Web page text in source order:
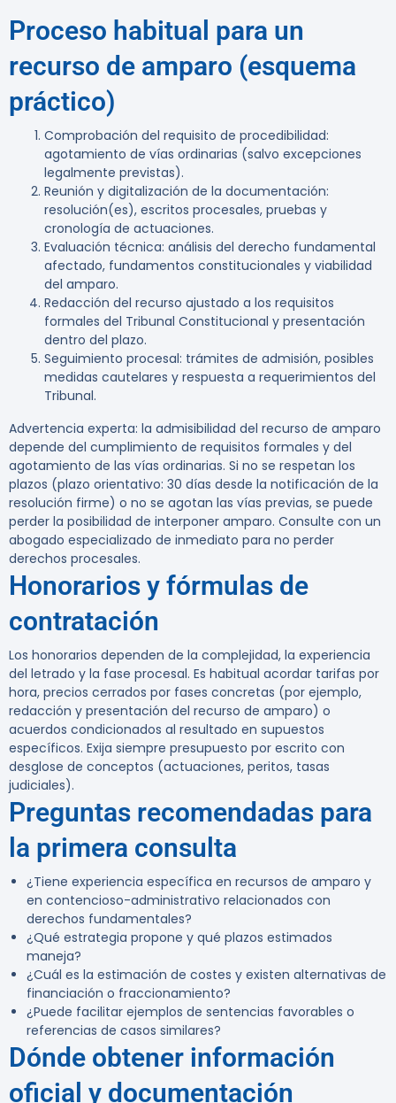
Proceso habitual para un
recurso de amparo (esquema
práctico)
Comprobación del requisito de procedibilidad:
agotamiento de vías ordinarias (salvo excepciones
legalmente previstas).
Reunión y digitalización de la documentación:
resolución(es), escritos procesales, pruebas y
cronología de actuaciones.
Evaluación técnica: análisis del derecho fundamental
afectado, fundamentos constitucionales y viabilidad
del amparo.
Redacción del recurso ajustado a los requisitos
formales del Tribunal Constitucional y presentación
dentro del plazo.
Seguimiento procesal: trámites de admisión, posibles
medidas cautelares y respuesta a requerimientos del
Tribunal.
Advertencia experta: la admisibilidad del recurso de amparo
depende del cumplimiento de requisitos formales y del
agotamiento de las vías ordinarias. Si no se respetan los
plazos (plazo orientativo: 30 días desde la notificación de la
resolución firme) o no se agotan las vías previas, se puede
perder la posibilidad de interponer amparo. Consulte con un
abogado especializado de inmediato para no perder
derechos procesales.
Honorarios y fórmulas de
contratación
Los honorarios dependen de la complejidad, la experiencia
del letrado y la fase procesal. Es habitual acordar tarifas por
hora, precios cerrados por fases concretas (por ejemplo,
redacción y presentación del recurso de amparo) o
acuerdos condicionados al resultado en supuestos
específicos. Exija siempre presupuesto por escrito con
desglose de conceptos (actuaciones, peritos, tasas
judiciales).
Preguntas recomendadas para
la primera consulta
¿Tiene experiencia específica en recursos de amparo y
en contencioso-administrativo relacionados con
derechos fundamentales?
¿Qué estrategia propone y qué plazos estimados
maneja?
¿Cuál es la estimación de costes y existen alternativas de
financiación o fraccionamiento?
¿Puede facilitar ejemplos de sentencias favorables o
referencias de casos similares?
Dónde obtener información
oficial y documentación